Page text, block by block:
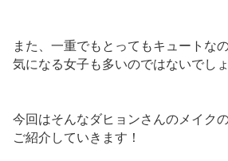
また、一重でもとってもキュートな
気になる女子も多いのではないでし
今回はそんなダヒョンさんのメイク
ご紹介していきます！